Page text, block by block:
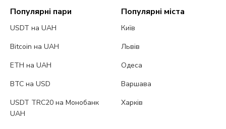
Популярні пари
USDT на UAH
Bitcoin на UAH
ETH на UAH
BTC на USD
USDT TRC20 на Монобанк
UAH
Популярні міста
Київ
Львів
Одеса
Варшава
Харків